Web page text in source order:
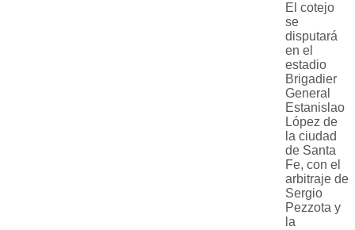
El cotejo
se
disputará
en el
estadio
Brigadier
General
Estanislao
López de
la ciudad
de Santa
Fe, con el
arbitraje de
Sergio
Pezzota y
la